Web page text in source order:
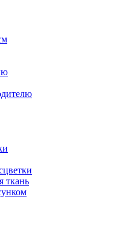
ткань